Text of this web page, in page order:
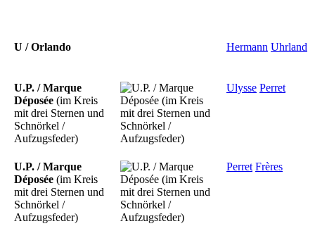
U / Orlando Hermann Uhrland
U.P. / Marque
Déposée (im Kreis
mit drei Sternen und
Schnörkel /
Aufzugsfeder)
Ulysse Perret
U.P. / Marque
Déposée (im Kreis
mit drei Sternen und
Schnörkel /
Aufzugsfeder)
Perret Frères